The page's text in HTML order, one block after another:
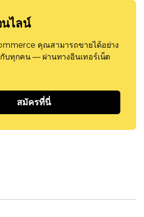
ไลน์
คุณสามารถขายได้อย่าง
บทุกคน — ผ่านทางอินเทอร์เน็ต
สมัครที่นี่